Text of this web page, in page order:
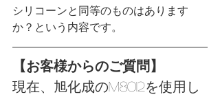
シリコーンと同等のものはあります
か？という内容です。
【お客様からのご質問】
現在、旭化成のM8012を使用し